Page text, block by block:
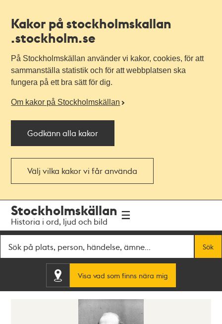
Kakor på stockholmskallan
.stockholm.se
På Stockholmskällan använder vi kakor, cookies, för att
sammanställa statistik och för att webbplatsen ska
fungera på ett bra sätt för dig.
Om kakor på Stockholmskällan
Godkänn alla kakor
Välj vilka kakor vi får använda
navigationen
huvudinnehållet
Stockholmskällan
Historia i ord, ljud och bild
Sök
Visa vad som finns nära mig